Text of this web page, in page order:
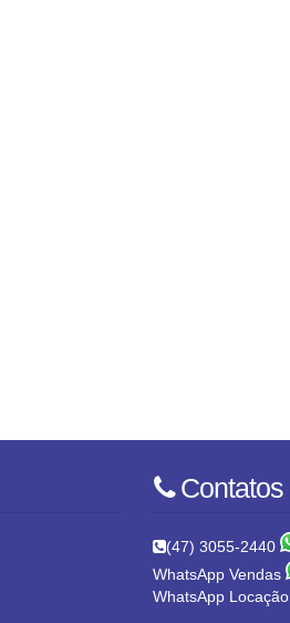
Contatos
(47) 3055-2440
WhatsApp Vendas
WhatsApp Locação